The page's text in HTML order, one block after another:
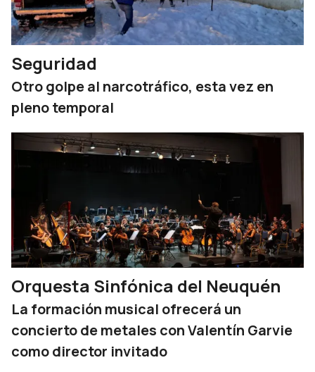
Seguridad
Otro golpe al narcotráfico, esta vez en
pleno temporal
Orquesta Sinfónica del Neuquén
La formación musical ofrecerá un
concierto de metales con Valentín Garvie
como director invitado